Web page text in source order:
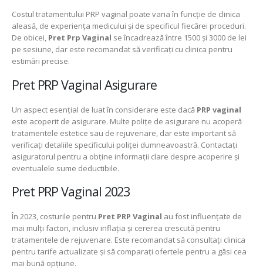
Costul tratamentului PRP vaginal poate varia în funcție de clinica
aleasă, de experiența medicului și de specificul fiecărei proceduri.
De obicei, Pret Prp Vaginal se încadrează între 1500 și 3000 de lei
pe sesiune, dar este recomandat să verificați cu clinica pentru
estimări precise.
Pret PRP Vaginal Asigurare
Un aspect esențial de luat în considerare este dacă PRP vaginal
este acoperit de asigurare. Multe polițe de asigurare nu acoperă
tratamentele estetice sau de rejuvenare, dar este important să
verificați detaliile specificului poliței dumneavoastră. Contactați
asiguratorul pentru a obține informații clare despre acoperire și
eventualele sume deductibile.
Pret PRP Vaginal 2023
În 2023, costurile pentru Pret PRP Vaginal au fost influențate de
mai mulți factori, inclusiv inflația și cererea crescută pentru
tratamentele de rejuvenare. Este recomandat să consultați clinica
pentru tarife actualizate și să comparați ofertele pentru a găsi cea
mai bună opțiune.